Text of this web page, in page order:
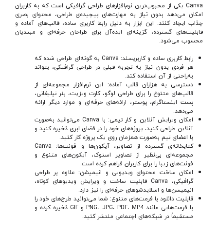
Canva یکی از محبوب‌ترین نرم‌افزارهای طراحی گرافیکی است که به کاربران
امکان می‌دهد بدون نیاز به مهارت‌های پیچیده‌ی طراحی، محتوای بصری
جذاب ایجاد کنند. این ابزار به دلیل رابط کاربری ساده، قالب‌های آماده و
قابلیت‌های گسترده، گزینه‌ای ایده‌آل برای طراحان حرفه‌ای و مبتدیان
محسوب می‌شود.
رابط کاربری ساده و کاربرپسند: Canva به گونه‌ای طراحی شده که
هر فردی بدون نیاز به تجربه قبلی در طراحی گرافیکی، بتواند
به‌راحتی از آن استفاده کند.
دسترسی به هزاران قالب آماده: این نرم‌افزار مجموعه‌ای از
قالب‌های متنوع را برای طراحی لوگو، کارت ویزیت، بنر تبلیغاتی،
پست اینستاگرام، پوستر، ارائه‌های حرفه‌ای و موارد دیگر ارائه
می‌دهد.
امکان ویرایش آنلاین و کار تیمی: با Canva می‌توانید به‌صورت
آنلاین طراحی کنید، پروژه‌های خود را در فضای ابری ذخیره کنید و
با اعضای تیم به‌صورت همزمان روی یک پروژه کار کنید.
کتابخانه‌ی گسترده از تصاویر، آیکون‌ها و فونت‌ها: Canva
مجموعه‌ای بی‌نظیر از تصاویر استوک، آیکون‌های متنوع و
فونت‌های زیبا را برای کاربران فراهم کرده است.
امکان ساخت محتوای ویدیویی و انیمیشن: علاوه بر طراحی
گرافیکی، Canva قابلیت ساخت و ویرایش ویدیوهای کوتاه،
انیمیشن‌ها و اسلایدشوهای حرفه‌ای را نیز دارد.
قابلیت دانلود با فرمت‌های متنوع: شما می‌توانید طرح‌های خود را
با فرمت‌هایی مانند PNG، JPG، PDF، MP4 و GIF ذخیره کرده و
مستقیماً در شبکه‌های اجتماعی منتشر کنید.